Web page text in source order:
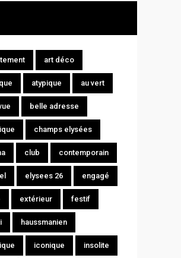
art déco
atypique au vert
belle adresse
champs elysées
club contemporain
elysees 26 engagé
extérieur festif
haussmanien
iconique insolite